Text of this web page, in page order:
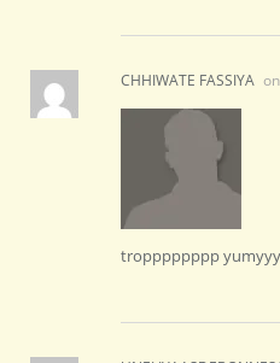
CHHIWATE FASSIYA on
tropppppppp